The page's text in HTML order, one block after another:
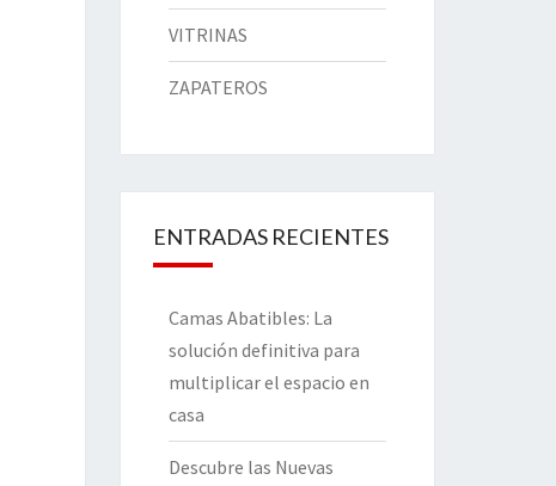
VITRINAS
ZAPATEROS
ENTRADAS RECIENTES
Camas Abatibles: La
solución definitiva para
multiplicar el espacio en
casa
Descubre las Nuevas